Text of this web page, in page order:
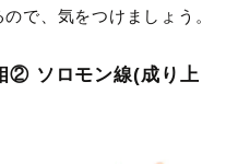
で、気をつけましょう。
② ソロモン線(成り上